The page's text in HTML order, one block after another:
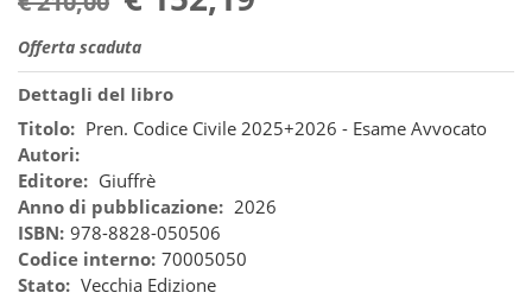
Offerta scaduta
Dettagli del libro
Titolo: Pren. Codice Civile 2025+2026 - Esame Avvocato
Autori:
Editore: Giuffrè
Anno di pubblicazione: 2026
ISBN: 978-8828-050506
Codice interno: 70005050
Stato: Vecchia Edizione